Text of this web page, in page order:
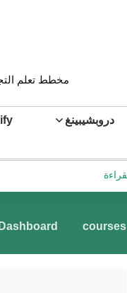
مخطط تعلم
دروبشيبينغ
courses
Dashboard